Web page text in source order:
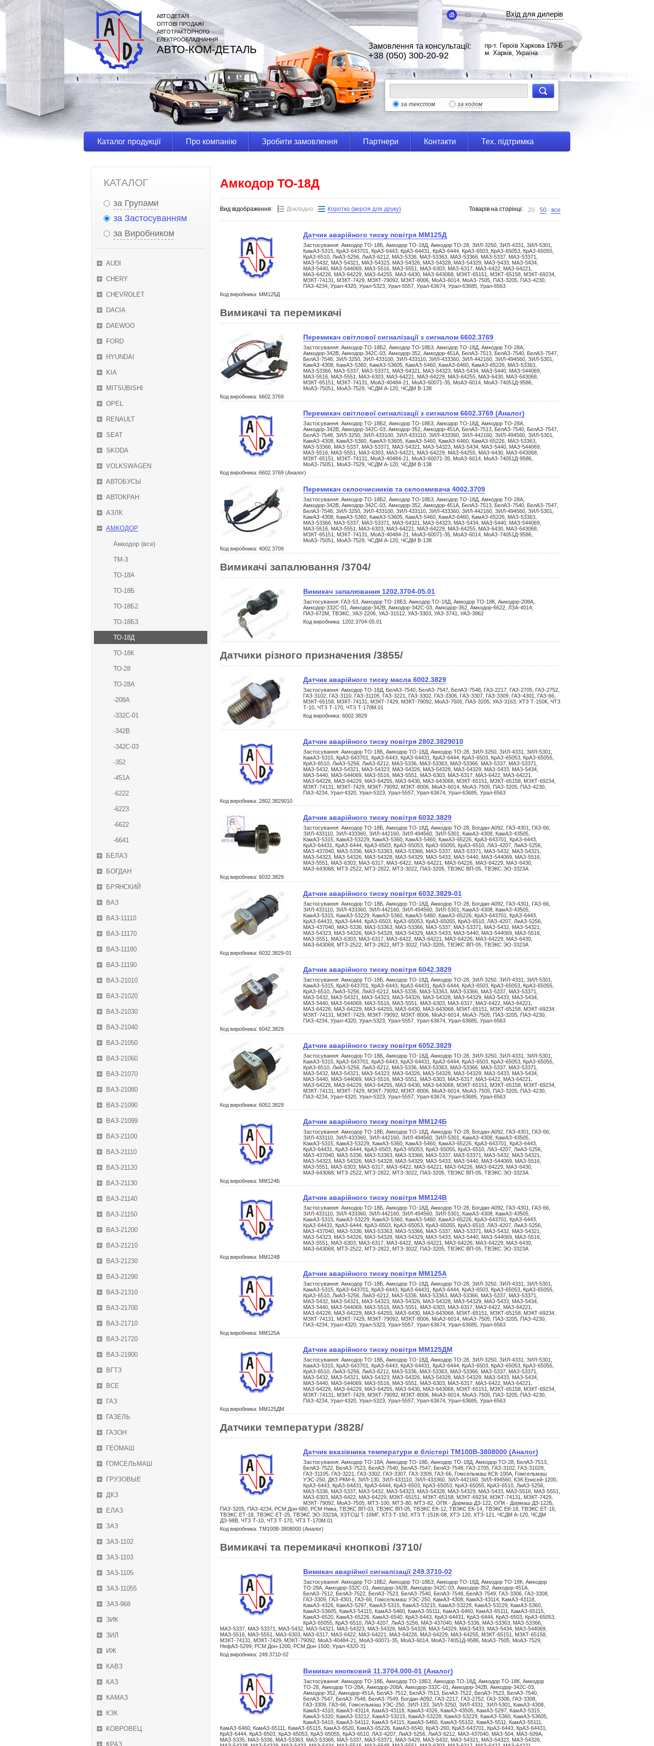
АВТОДЕТАЛІ
ОПТОВІ ПРОДАЖІ
АВТОТРАКТОРНОГО
ЕЛЕКТРООБЛАДНАННЯ
АВТО-КОМ-ДЕТАЛЬ
Вхід для дилерів
Замовлення та консультації:
+38 (050) 300-20-92
пр-т. Героїв Харкова 179-Б
м. Харків, Україна
за текстом за кодом
Каталог продукції Про компанію Зробити замовлення Партнери Контакти Тех. підтримка
КАТАЛОГ
за Групами
за Застосуванням
за Виробником
AUDI
CHERY
CHEVROLET
DACIA
DAEWOO
FORD
HYUNDAI
KIA
MITSUBISHI
OPEL
RENAULT
SEAT
SKODA
VOLKSWAGEN
АВТОБУСЫ
АВТОКРАН
АЗЛК
АМКОДОР
Амкодор (все)
ТМ-3
ТО-18А
ТО-18Б
ТО-18Б2
ТО-18Б3
ТО-18Д
ТО-18К
ТО-28
ТО-28А
-208А
-332С-01
-342В
-342С-03
-352
-451А
-6222
-6223
-6622
-6641
БЕЛАЗ
БОГДАН
БРЯНСКИЙ
ВАЗ
ВАЗ-11110
ВАЗ-11170
ВАЗ-11180
ВАЗ-11190
ВАЗ-21010
ВАЗ-21020
ВАЗ-21030
ВАЗ-21040
ВАЗ-21050
ВАЗ-21060
ВАЗ-21070
ВАЗ-21080
ВАЗ-21090
ВАЗ-21099
ВАЗ-21100
ВАЗ-21110
ВАЗ-21120
ВАЗ-21130
ВАЗ-21140
ВАЗ-21150
ВАЗ-21200
ВАЗ-21210
ВАЗ-21230
ВАЗ-21290
ВАЗ-21310
ВАЗ-21700
ВАЗ-21710
ВАЗ-21720
ВАЗ-21900
ВГТЗ
ВСЕ
ГАЗ
ГАЗЕЛЬ
ГАЗОН
ГЕОМАШ
ГОМСЕЛЬМАШ
ГРУЗОВЫЕ
ДКЗ
ЕЛАЗ
ЗАЗ
ЗАЗ-1102
ЗАЗ-1103
ЗАЗ-1105
ЗАЗ-11055
ЗАЗ-968
ЗИК
ЗИЛ
ИЖ
КАВЗ
КАЗ
КАМАЗ
КЗК
КОВРОВЕЦ
КРАЗ
Амкодор ТО-18Д
Вид відображення: Докладно Коротко (версія для друку) Товарів на сторінці: 20 50 все
Датчик аварійного тиску повітря ММ125Д
Застосування: Амкодор ТО-18Б, Амкодор ТО-18Д, Амкодор ТО-28, ЗИЛ-3250, ЗИЛ-4331, ЗИЛ-5301,
КамАЗ-5315, КрАЗ-643701, КрАЗ-6443, КрАЗ-64431, КрАЗ-6444, КрАЗ-6503, КрАЗ-65053, КрАЗ-65055,
КрАЗ-6510, ЛиАЗ-5256, ЛиАЗ-6212, МАЗ-5336, МАЗ-53363, МАЗ-53366, МАЗ-5337, МАЗ-53371,
МАЗ-5432, МАЗ-54321, МАЗ-54323, МАЗ-54326, МАЗ-54328, МАЗ-54329, МАЗ-5433, МАЗ-5434,
МАЗ-5440, МАЗ-544069, МАЗ-5516, МАЗ-5551, МАЗ-6303, МАЗ-6317, МАЗ-6422, МАЗ-64221,
МАЗ-64226, МАЗ-64229, МАЗ-64255, МАЗ-6430, МАЗ-643068, МЗКТ-65151, МЗКТ-65158, МЗКТ-69234,
МЗКТ-74131, МЗКТ-7429, МЗКТ-79092, МЗКТ-8006, МоАЗ-6014, МоАЗ-7505, ПАЗ-3205, ПАЗ-4230,
ПАЗ-4234, Урал-4320, Урал-5323, Урал-5557, Урал-63674, Урал-63685, Урал-6563
Код виробника: ММ125Д
Вимикачі та перемикачі
Перемикач світлової сигналізації з сигналом 6602.3769
Застосування: Амкодор ТО-18Б2, Амкодор ТО-18Б3, Амкодор ТО-18Д, Амкодор ТО-28А,
Амкодор-342В, Амкодор-342С-03, Амкодор-352, Амкодор-451А, БелАЗ-7513, БелАЗ-7540, БелАЗ-7547,
БелАЗ-7548, ЗИЛ-3250, ЗИЛ-433100, ЗИЛ-433110, ЗИЛ-433360, ЗИЛ-442160, ЗИЛ-494560, ЗИЛ-5301,
КамАЗ-4308, КамАЗ-5360, КамАЗ-53605, КамАЗ-5460, КамАЗ-6460, КамАЗ-65226, МАЗ-53363,
МАЗ-53366, МАЗ-5337, МАЗ-53371, МАЗ-54321, МАЗ-54323, МАЗ-5434, МАЗ-5440, МАЗ-544069,
МАЗ-5516, МАЗ-5551, МАЗ-6303, МАЗ-64221, МАЗ-64229, МАЗ-64255, МАЗ-6430, МАЗ-643068,
МЗКТ-65151, МЗКТ-74131, МоАЗ-40484-21, МоАЗ-60071-35, МоАЗ-6014, МоАЗ-74051Д-9586,
МоАЗ-75051, МоАЗ-7529, ЧСДМ А-120, ЧСДМ В-138
Код виробника: 6602.3769
Перемикач світлової сигналізації з сигналом 6602.3769 (Аналог)
Застосування: Амкодор ТО-18Б2, Амкодор ТО-18Б3, Амкодор ТО-18Д, Амкодор ТО-28А,
Амкодор-342В, Амкодор-342С-03, Амкодор-352, Амкодор-451А, БелАЗ-7513, БелАЗ-7540, БелАЗ-7547,
БелАЗ-7548, ЗИЛ-3250, ЗИЛ-433100, ЗИЛ-433110, ЗИЛ-433360, ЗИЛ-442160, ЗИЛ-494560, ЗИЛ-5301,
КамАЗ-4308, КамАЗ-5360, КамАЗ-53605, КамАЗ-5460, КамАЗ-6460, КамАЗ-65226, МАЗ-53363,
МАЗ-53366, МАЗ-5337, МАЗ-53371, МАЗ-54321, МАЗ-54323, МАЗ-5434, МАЗ-5440, МАЗ-544069,
МАЗ-5516, МАЗ-5551, МАЗ-6303, МАЗ-64221, МАЗ-64229, МАЗ-64255, МАЗ-6430, МАЗ-643068,
МЗКТ-65151, МЗКТ-74131, МоАЗ-40484-21, МоАЗ-60071-35, МоАЗ-6014, МоАЗ-74051Д-9586,
МоАЗ-75051, МоАЗ-7529, ЧСДМ А-120, ЧСДМ В-138
Код виробника: 6602.3769 (Аналог)
Перемикач склоочисників та склоомивача 4002.3709
Застосування: Амкодор ТО-18Б2, Амкодор ТО-18Б3, Амкодор ТО-18Д, Амкодор ТО-28А,
Амкодор-342В, Амкодор-342С-03, Амкодор-352, Амкодор-451А, БелАЗ-7513, БелАЗ-7540, БелАЗ-7547,
БелАЗ-7548, ЗИЛ-3250, ЗИЛ-433100, ЗИЛ-433110, ЗИЛ-433360, ЗИЛ-442160, ЗИЛ-494560, ЗИЛ-5301,
КамАЗ-4308, КамАЗ-5360, КамАЗ-53605, КамАЗ-5460, КамАЗ-6460, КамАЗ-65226, МАЗ-53363,
МАЗ-53366, МАЗ-5337, МАЗ-53371, МАЗ-54321, МАЗ-54323, МАЗ-5434, МАЗ-5440, МАЗ-544069,
МАЗ-5516, МАЗ-5551, МАЗ-6303, МАЗ-64221, МАЗ-64229, МАЗ-64255, МАЗ-6430, МАЗ-643068,
МЗКТ-65151, МЗКТ-74131, МоАЗ-40484-21, МоАЗ-60071-35, МоАЗ-6014, МоАЗ-74051Д-9586,
МоАЗ-75051, МоАЗ-7529, ЧСДМ А-120, ЧСДМ В-138
Код виробника: 4002.3709
Вимикачі запалювання /3704/
Вимикач запалювання 1202.3704-05.01
Застосування: ГАЗ-53, Амкодор ТО-18Б3, Амкодор ТО-18Д, Амкодор ТО-18К, Амкодор-208А,
Амкодор-332С-01, Амкодор-342В, Амкодор-342С-03, Амкодор-352, Амкодор-6622, ЛЗА-4014,
ПАЗ-672М, ТВЭКС, УАЗ-2206, УАЗ-31512, УАЗ-3303, УАЗ-3741, УАЗ-3962
Код виробника: 1202.3704-05.01
Датчики різного призначения /3855/
Датчик аварійного тиску масла 6002.3829
Застосування: Амкодор ТО-18Д, БелАЗ-7540, БелАЗ-7547, БелАЗ-7548, ГАЗ-2217, ГАЗ-2705, ГАЗ-2752,
ГАЗ-3102, ГАЗ-3110, ГАЗ-31105, ГАЗ-3221, ГАЗ-3302, ГАЗ-3306, ГАЗ-3307, ГАЗ-3309, ГАЗ-4301, ГАЗ-66,
МЗКТ-65158, МЗКТ-74131, МЗКТ-7429, МЗКТ-79092, МоАЗ-7505, ПАЗ-3205, УАЗ-3163, ХТЗ Т-150К, ЧТЗ
Т-10, ЧТЗ Т-170, ЧТЗ Т-170М.01
Код виробника: 6002.3829
Датчик аварійного тиску повітря 2802.3829010
Застосування: Амкодор ТО-18Б, Амкодор ТО-18Д, Амкодор ТО-28, ЗИЛ-3250, ЗИЛ-4331, ЗИЛ-5301,
КамАЗ-5315, КрАЗ-643701, КрАЗ-6443, КрАЗ-64431, КрАЗ-6444, КрАЗ-6503, КрАЗ-65053, КрАЗ-65055,
КрАЗ-6510, ЛиАЗ-5256, ЛиАЗ-6212, МАЗ-5336, МАЗ-53363, МАЗ-53366, МАЗ-5337, МАЗ-53371,
МАЗ-5432, МАЗ-54321, МАЗ-54323, МАЗ-54326, МАЗ-54328, МАЗ-54329, МАЗ-5433, МАЗ-5434,
МАЗ-5440, МАЗ-544069, МАЗ-5516, МАЗ-5551, МАЗ-6303, МАЗ-6317, МАЗ-6422, МАЗ-64221,
МАЗ-64226, МАЗ-64229, МАЗ-64255, МАЗ-6430, МАЗ-643068, МЗКТ-65151, МЗКТ-65158, МЗКТ-69234,
МЗКТ-74131, МЗКТ-7429, МЗКТ-79092, МЗКТ-8006, МоАЗ-6014, МоАЗ-7505, ПАЗ-3205, ПАЗ-4230,
ПАЗ-4234, Урал-4320, Урал-5323, Урал-5557, Урал-63674, Урал-63685, Урал-6563
Код виробника: 2802.3829010
Датчик аварійного тиску повітря 6032.3829
Застосування: Амкодор ТО-18Б, Амкодор ТО-18Д, Амкодор ТО-28, Богдан-А092, ГАЗ-4301, ГАЗ-66,
ЗИЛ-433110, ЗИЛ-433360, ЗИЛ-442160, ЗИЛ-494560, ЗИЛ-5301, КамАЗ-4308, КамАЗ-43505,
КамАЗ-5315, КамАЗ-53229, КамАЗ-5360, КамАЗ-5460, КамАЗ-65226, КрАЗ-643701, КрАЗ-6443,
КрАЗ-64431, КрАЗ-6444, КрАЗ-6503, КрАЗ-65053, КрАЗ-65055, КрАЗ-6510, ЛАЗ-4207, ЛиАЗ-5256,
МАЗ-437040, МАЗ-5336, МАЗ-53363, МАЗ-53366, МАЗ-5337, МАЗ-53371, МАЗ-5432, МАЗ-54321,
МАЗ-54323, МАЗ-54326, МАЗ-54328, МАЗ-54329, МАЗ-5433, МАЗ-5440, МАЗ-544069, МАЗ-5516,
МАЗ-5551, МАЗ-6303, МАЗ-6317, МАЗ-6422, МАЗ-64221, МАЗ-64226, МАЗ-64229, МАЗ-6430,
МАЗ-643068, МТЗ-2522, МТЗ-2822, МТЗ-3022, ПАЗ-3205, ТВЭКС ВП-05, ТВЭКС ЭО-3323А
Код виробника: 6032.3829
Датчик аварійного тиску повітря 6032.3829-01
Застосування: Амкодор ТО-18Б, Амкодор ТО-18Д, Амкодор ТО-28, Богдан-А092, ГАЗ-4301, ГАЗ-66,
ЗИЛ-433110, ЗИЛ-433360, ЗИЛ-442160, ЗИЛ-494560, ЗИЛ-5301, КамАЗ-4308, КамАЗ-43505,
КамАЗ-5315, КамАЗ-53229, КамАЗ-5360, КамАЗ-5460, КамАЗ-65226, КрАЗ-643701, КрАЗ-6443,
КрАЗ-64431, КрАЗ-6444, КрАЗ-6503, КрАЗ-65053, КрАЗ-65055, КрАЗ-6510, ЛАЗ-4207, ЛиАЗ-5256,
МАЗ-437040, МАЗ-5336, МАЗ-53363, МАЗ-53366, МАЗ-5337, МАЗ-53371, МАЗ-5432, МАЗ-54321,
МАЗ-54323, МАЗ-54326, МАЗ-54328, МАЗ-54329, МАЗ-5433, МАЗ-5440, МАЗ-544069, МАЗ-5516,
МАЗ-5551, МАЗ-6303, МАЗ-6317, МАЗ-6422, МАЗ-64221, МАЗ-64226, МАЗ-64229, МАЗ-6430,
МАЗ-643068, МТЗ-2522, МТЗ-2822, МТЗ-3022, ПАЗ-3205, ТВЭКС ВП-05, ТВЭКС ЭО-3323А
Код виробника: 6032.3829-01
Датчик аварійного тиску повітря 6042.3829
Застосування: Амкодор ТО-18Б, Амкодор ТО-18Д, Амкодор ТО-28, ЗИЛ-3250, ЗИЛ-4331, ЗИЛ-5301,
КамАЗ-5315, КрАЗ-643701, КрАЗ-6443, КрАЗ-64431, КрАЗ-6444, КрАЗ-6503, КрАЗ-65053, КрАЗ-65055,
КрАЗ-6510, ЛиАЗ-5256, ЛиАЗ-6212, МАЗ-5336, МАЗ-53363, МАЗ-53366, МАЗ-5337, МАЗ-53371,
МАЗ-5432, МАЗ-54321, МАЗ-54323, МАЗ-54326, МАЗ-54328, МАЗ-54329, МАЗ-5433, МАЗ-5434,
МАЗ-5440, МАЗ-544069, МАЗ-5516, МАЗ-5551, МАЗ-6303, МАЗ-6317, МАЗ-6422, МАЗ-64221,
МАЗ-64226, МАЗ-64229, МАЗ-64255, МАЗ-6430, МАЗ-643068, МЗКТ-65151, МЗКТ-65158, МЗКТ-69234,
МЗКТ-74131, МЗКТ-7429, МЗКТ-79092, МЗКТ-8006, МоАЗ-6014, МоАЗ-7505, ПАЗ-3205, ПАЗ-4230,
ПАЗ-4234, Урал-4320, Урал-5323, Урал-5557, Урал-63674, Урал-63685, Урал-6563
Код виробника: 6042.3829
Датчик аварійного тиску повітря 6052.3829
Застосування: Амкодор ТО-18Б, Амкодор ТО-18Д, Амкодор ТО-28, ЗИЛ-3250, ЗИЛ-4331, ЗИЛ-5301,
КамАЗ-5315, КрАЗ-643701, КрАЗ-6443, КрАЗ-64431, КрАЗ-6444, КрАЗ-6503, КрАЗ-65053, КрАЗ-65055,
КрАЗ-6510, ЛиАЗ-5256, ЛиАЗ-6212, МАЗ-5336, МАЗ-53363, МАЗ-53366, МАЗ-5337, МАЗ-53371,
МАЗ-5432, МАЗ-54321, МАЗ-54323, МАЗ-54326, МАЗ-54328, МАЗ-54329, МАЗ-5433, МАЗ-5434,
МАЗ-5440, МАЗ-544069, МАЗ-5516, МАЗ-5551, МАЗ-6303, МАЗ-6317, МАЗ-6422, МАЗ-64221,
МАЗ-64226, МАЗ-64229, МАЗ-64255, МАЗ-6430, МАЗ-643068, МЗКТ-65151, МЗКТ-65158, МЗКТ-69234,
МЗКТ-74131, МЗКТ-7429, МЗКТ-79092, МЗКТ-8006, МоАЗ-6014, МоАЗ-7505, ПАЗ-3205, ПАЗ-4230,
ПАЗ-4234, Урал-4320, Урал-5323, Урал-5557, Урал-63674, Урал-63685, Урал-6563
Код виробника: 6052.3829
Датчик аварійного тиску повітря ММ124Б
Застосування: Амкодор ТО-18Б, Амкодор ТО-18Д, Амкодор ТО-28, Богдан-А092, ГАЗ-4301, ГАЗ-66,
ЗИЛ-433110, ЗИЛ-433360, ЗИЛ-442160, ЗИЛ-494560, ЗИЛ-5301, КамАЗ-4308, КамАЗ-43505,
КамАЗ-5315, КамАЗ-53229, КамАЗ-5360, КамАЗ-5460, КамАЗ-65226, КрАЗ-643701, КрАЗ-6443,
КрАЗ-64431, КрАЗ-6444, КрАЗ-6503, КрАЗ-65053, КрАЗ-65055, КрАЗ-6510, ЛАЗ-4207, ЛиАЗ-5256,
МАЗ-437040, МАЗ-5336, МАЗ-53363, МАЗ-53366, МАЗ-5337, МАЗ-53371, МАЗ-5432, МАЗ-54321,
МАЗ-54323, МАЗ-54326, МАЗ-54328, МАЗ-54329, МАЗ-5433, МАЗ-5440, МАЗ-544069, МАЗ-5516,
МАЗ-5551, МАЗ-6303, МАЗ-6317, МАЗ-6422, МАЗ-64221, МАЗ-64226, МАЗ-64229, МАЗ-6430,
МАЗ-643068, МТЗ-2522, МТЗ-2822, МТЗ-3022, ПАЗ-3205, ТВЭКС ВП-05, ТВЭКС ЭО-3323А
Код виробника: ММ124Б
Датчик аварійного тиску повітря ММ124В
Застосування: Амкодор ТО-18Б, Амкодор ТО-18Д, Амкодор ТО-28, Богдан-А092, ГАЗ-4301, ГАЗ-66,
ЗИЛ-433110, ЗИЛ-433360, ЗИЛ-442160, ЗИЛ-494560, ЗИЛ-5301, КамАЗ-4308, КамАЗ-43505,
КамАЗ-5315, КамАЗ-53229, КамАЗ-5360, КамАЗ-5460, КамАЗ-65226, КрАЗ-643701, КрАЗ-6443,
КрАЗ-64431, КрАЗ-6444, КрАЗ-6503, КрАЗ-65053, КрАЗ-65055, КрАЗ-6510, ЛАЗ-4207, ЛиАЗ-5256,
МАЗ-437040, МАЗ-5336, МАЗ-53363, МАЗ-53366, МАЗ-5337, МАЗ-53371, МАЗ-5432, МАЗ-54321,
МАЗ-54323, МАЗ-54326, МАЗ-54328, МАЗ-54329, МАЗ-5433, МАЗ-5440, МАЗ-544069, МАЗ-5516,
МАЗ-5551, МАЗ-6303, МАЗ-6317, МАЗ-6422, МАЗ-64221, МАЗ-64226, МАЗ-64229, МАЗ-6430,
МАЗ-643068, МТЗ-2522, МТЗ-2822, МТЗ-3022, ПАЗ-3205, ТВЭКС ВП-05, ТВЭКС ЭО-3323А
Код виробника: ММ124В
Датчик аварійного тиску повітря ММ125А
Застосування: Амкодор ТО-18Б, Амкодор ТО-18Д, Амкодор ТО-28, ЗИЛ-3250, ЗИЛ-4331, ЗИЛ-5301,
КамАЗ-5315, КрАЗ-643701, КрАЗ-6443, КрАЗ-64431, КрАЗ-6444, КрАЗ-6503, КрАЗ-65053, КрАЗ-65055,
КрАЗ-6510, ЛиАЗ-5256, ЛиАЗ-6212, МАЗ-5336, МАЗ-53363, МАЗ-53366, МАЗ-5337, МАЗ-53371,
МАЗ-5432, МАЗ-54321, МАЗ-54323, МАЗ-54326, МАЗ-54328, МАЗ-54329, МАЗ-5433, МАЗ-5434,
МАЗ-5440, МАЗ-544069, МАЗ-5516, МАЗ-5551, МАЗ-6303, МАЗ-6317, МАЗ-6422, МАЗ-64221,
МАЗ-64226, МАЗ-64229, МАЗ-64255, МАЗ-6430, МАЗ-643068, МЗКТ-65151, МЗКТ-65158, МЗКТ-69234,
МЗКТ-74131, МЗКТ-7429, МЗКТ-79092, МЗКТ-8006, МоАЗ-6014, МоАЗ-7505, ПАЗ-3205, ПАЗ-4230,
ПАЗ-4234, Урал-4320, Урал-5323, Урал-5557, Урал-63674, Урал-63685, Урал-6563
Код виробника: ММ125А
Датчик аварійного тиску повітря ММ125ДМ
Застосування: Амкодор ТО-18Б, Амкодор ТО-18Д, Амкодор ТО-28, ЗИЛ-3250, ЗИЛ-4331, ЗИЛ-5301,
КамАЗ-5315, КрАЗ-643701, КрАЗ-6443, КрАЗ-64431, КрАЗ-6444, КрАЗ-6503, КрАЗ-65053, КрАЗ-65055,
КрАЗ-6510, ЛиАЗ-5256, ЛиАЗ-6212, МАЗ-5336, МАЗ-53363, МАЗ-53366, МАЗ-5337, МАЗ-53371,
МАЗ-5432, МАЗ-54321, МАЗ-54323, МАЗ-54326, МАЗ-54328, МАЗ-54329, МАЗ-5433, МАЗ-5434,
МАЗ-5440, МАЗ-544069, МАЗ-5516, МАЗ-5551, МАЗ-6303, МАЗ-6317, МАЗ-6422, МАЗ-64221,
МАЗ-64226, МАЗ-64229, МАЗ-64255, МАЗ-6430, МАЗ-643068, МЗКТ-65151, МЗКТ-65158, МЗКТ-69234,
МЗКТ-74131, МЗКТ-7429, МЗКТ-79092, МЗКТ-8006, МоАЗ-6014, МоАЗ-7505, ПАЗ-3205, ПАЗ-4230,
ПАЗ-4234, Урал-4320, Урал-5323, Урал-5557, Урал-63674, Урал-63685, Урал-6563
Код виробника: ММ125ДМ
Датчики температури /3828/
Датчик вказівника темпеpатуpи в блістері ТМ100В-3808000 (Аналог)
Застосування: Амкодор ТО-18А, Амкодор ТО-18Б, Амкодор ТО-18Д, Амкодор ТО-28, БелАЗ-7513,
БелАЗ-7522, БелАЗ-7523, БелАЗ-7540, БелАЗ-7547, БелАЗ-7548, ГАЗ-2705, ГАЗ-3102, ГАЗ-31029,
ГАЗ-31105, ГАЗ-3221, ГАЗ-3302, ГАЗ-3307, ГАЗ-3309, ГАЗ-66, Гомсельмаш КСК-100А, Гомсельмаш
УЭС-250, ДКЗ РКМ-6, ЗИЛ-130, ЗИЛ-433110, ЗИЛ-433360, ЗИЛ-442160, ЗИЛ-494560, КЗК Енисей-1200,
КрАЗ-6443, КрАЗ-64431, КрАЗ-6444, КрАЗ-6503, КрАЗ-65053, КрАЗ-65055, КрАЗ-6510, ЛиАЗ-5256,
МАЗ-5336, МАЗ-5337, МАЗ-5432, МАЗ-54323, МАЗ-54328, МАЗ-54329, МАЗ-5433, МАЗ-5516, МАЗ-5551,
МАЗ-6303, МАЗ-6422, МАЗ-64229, МЗКТ-65151, МЗКТ-65158, МЗКТ-69234, МЗКТ-74131, МЗКТ-7429,
МЗКТ-79092, МоАЗ-7505, МТЗ-100, МТЗ-80, МТЗ-82, ОПК - Дормаш Д3-122, ОПК - Дормаш Д3-122Б,
ПАЗ-3205, ПАЗ-4234, РСМ Дон-680, РСМ Нива, ТВЭКС ВП-03, ТВЭКС ВП-05, ТВЭКС ЕК-12, ТВЭКС ЕК-14, ТВЭКС ЕК-18, ТВЭКС ЕТ-16,
ТВЭКС ЕТ-18, ТВЭКС ЕТ-25, ТВЭКС ЭО-3323А, ХЗТСШ Т-16МГ, ХТЗ Т-150, ХТЗ Т-151К-08, ХТЗ-120, ХТЗ-121, ЧСДМ А-120, ЧСДМ
ДЗ-98В, ЧТЗ Т-10, ЧТЗ Т-170, ЧТЗ Т-170М.01
Код виробника: ТМ100В-3808000 (Аналог)
Вимикачі та перемикачі кнопкові /3710/
Вимикач аварійної сигналізації 249.3710-02
Застосування: Амкодор ТО-18Б2, Амкодор ТО-18Б3, Амкодор ТО-18Д, Амкодор ТО-18К, Амкодор
ТО-28А, Амкодор-332С-01, Амкодор-342В, Амкодор-342С-03, Амкодор-352, Амкодор-451А,
БелАЗ-7512, БелАЗ-7522, БелАЗ-7523, БелАЗ-7540, БелАЗ-7548, БелАЗ-7549, ГАЗ-3306, ГАЗ-3308,
ГАЗ-3309, ГАЗ-4301, ГАЗ-66, Гомсельмаш УЭС-250, КамАЗ-4308, КамАЗ-43114, КамАЗ-43118,
КамАЗ-4326, КамАЗ-5297, КамАЗ-5315, КамАЗ-53215, КамАЗ-53228, КамАЗ-53229, КамАЗ-5360,
КамАЗ-53605, КамАЗ-54115, КамАЗ-5460, КамАЗ-55111, КамАЗ-6460, КамАЗ-65111, КамАЗ-65115,
КамАЗ-6520, КамАЗ-65226, КамАЗ-6540, КрАЗ-6443, КрАЗ-64431, КрАЗ-6444, КрАЗ-6503, КрАЗ-65053,
КрАЗ-65055, КрАЗ-6510, ЛАЗ-4207, ЛиАЗ-5256, МАЗ-437040, МАЗ-5336, МАЗ-53363, МАЗ-53366,
МАЗ-5337, МАЗ-53371, МАЗ-5432, МАЗ-54321, МАЗ-54323, МАЗ-54326, МАЗ-54328, МАЗ-54329, МАЗ-5433, МАЗ-5434, МАЗ-544069,
МАЗ-5516, МАЗ-5551, МАЗ-6303, МАЗ-6317, МАЗ-6422, МАЗ-64221, МАЗ-64226, МАЗ-64229, МАЗ-64255, МЗКТ-65151, МЗКТ-65158,
МЗКТ-74131, МЗКТ-7429, МЗКТ-79092, МоАЗ-40484-21, МоАЗ-60071-35, МоАЗ-6014, МоАЗ-74051Д-9586, МоАЗ-7505, МоАЗ-7529,
НефАЗ-5299, РСМ Дон-1200, РСМ Дон-1500, Урал-4320-31
Код виробника: 249.3710-02
Вимикач кнопковий 11.3704.000-01 (Аналог)
Застосування: Амкодор ТО-18Б, Амкодор ТО-18Б3, Амкодор ТО-18Д, Амкодор ТО-18К, Амкодор
ТО-28, Амкодор ТО-28А, Амкодор-208А, Амкодор-332С-01, Амкодор-342В, Амкодор-342С-03,
Амкодор-352, Амкодор-451А, БелАЗ-7512, БелАЗ-7513, БелАЗ-7522, БелАЗ-7523, БелАЗ-7540,
БелАЗ-7547, БелАЗ-7548, БелАЗ-7549, Богдан-А092, ГАЗ-2217, ГАЗ-2752, ГАЗ-3306, ГАЗ-3308,
ГАЗ-3309, ГАЗ-66, Гомсельмаш УЭС-250, ЗИЛ-133, ЗИЛ-3250, ЗИЛ-4331, ЗИЛ-5301, КамАЗ-4308,
КамАЗ-4310, КамАЗ-43114, КамАЗ-43118, КамАЗ-4326, КамАЗ-43505, КамАЗ-5297, КамАЗ-5315,
КамАЗ-5320, КамАЗ-53212, КамАЗ-53215, КамАЗ-53228, КамАЗ-53229, КамАЗ-5360, КамАЗ-53605,
КамАЗ-5410, КамАЗ-54112, КамАЗ-54115, КамАЗ-5460, КамАЗ-55102, КамАЗ-5511, КамАЗ-55111,
КамАЗ-6460, КамАЗ-65111, КамАЗ-65115, КамАЗ-6520, КамАЗ-65226, КамАЗ-6540, КрАЗ-260, КрАЗ-643701, КрАЗ-6443, КрАЗ-64431,
КрАЗ-6444, КрАЗ-6503, КрАЗ-65053, КрАЗ-65055, КрАЗ-6510, ЛАЗ-4207, ЛиАЗ-5256, ЛиАЗ-6212, МАЗ-437040, МАЗ-504, МАЗ-509А,
МАЗ-5335, МАЗ-5336, МАЗ-53363, МАЗ-53366, МАЗ-5337, МАЗ-53371, МАЗ-5429, МАЗ-5432, МАЗ-54321, МАЗ-54323, МАЗ-54326,